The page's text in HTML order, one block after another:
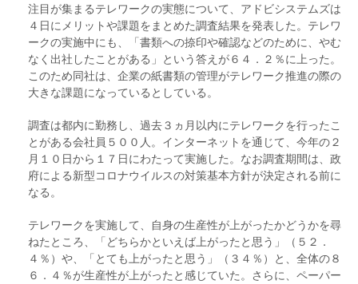
注目が集まるテレワークの実態について、アドビシステムズは
４日にメリットや課題をまとめた調査結果を発表した。テレワ
ークの実施中にも、「書類への捺印や確認などのために、やむ
なく出社したことがある」という答えが６４．２％に上った。
このため同社は、企業の紙書類の管理がテレワーク推進の際の
大きな課題になっているとしている。
調査は都内に勤務し、過去３ヵ月以内にテレワークを行ったこ
とがある会社員５００人。インターネットを通じて、今年の２
月１０日から１７日にわたって実施した。なお調査期間は、政
府による新型コロナウイルスの対策基本方針が決定される前に
なる。
テレワークを実施して、自身の生産性が上がったかどうかを尋
ねたところ、「どちらかといえば上がったと思う」（５２．
４％）や、「とても上がったと思う」（３４％）と、全体の８
６．４％が生産性が上がったと感じていた。さらに、ペーパー